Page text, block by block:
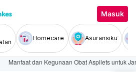
Masuk
Homecare Asuransiku
Manfaat dan Kegunaan Obat Aspilets untuk